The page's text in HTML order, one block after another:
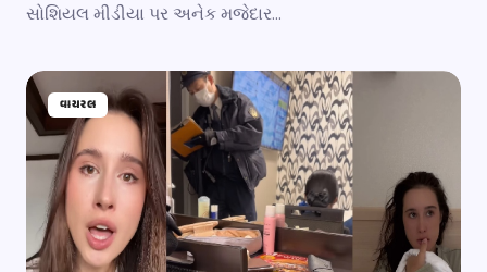
સોશિયલ મીડીયા પર અનેક મજેદાર…
વાયરલ